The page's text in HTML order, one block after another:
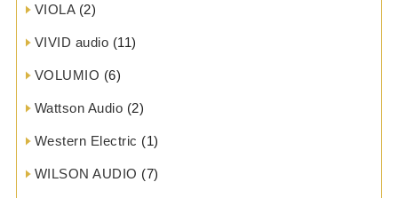
VIOLA(2)
VIVID audio (11)
VOLUMIO (6)
Wattson Audio (2)
Western Electric (1)
WILSON AUDIO (7)